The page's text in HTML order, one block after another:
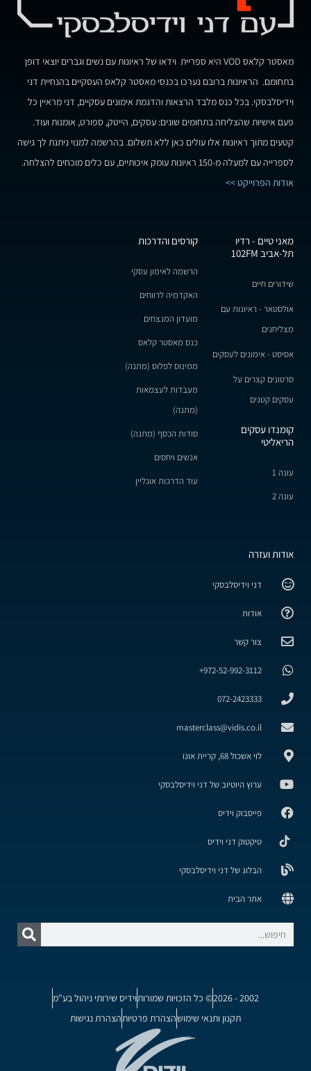
מאסטר קלאס VOD היא ספריית וידאו של ראיונות עם נשים וגברים יוצאי דופן
בתחומם. הראיונות ברובם נערכו בכנסי מאסטר קלאס העסקיים בהנחיית דני
וידיסלבסקי. בכל כנס מלבד הרצאות והדגמת אימונים עסקיים, דני מראיין כל
פעם אישיות שהצליחה בתחומים שונים: עסקים, הייטק, ספורט, אומנות ועוד.
קטעים מתוך ראיונות אלו עולים כאן ללא תשלום. בהרשמה למנוי ניתנת לך גישה
לספרייה עם למעלה מ-150 ראיונות עומק איכותיים, עם כלים מוכחים להצלחה.
אודות הפרוייקט >>
מאני טיים - רדיו
תל-אביב 102FM
שידורים חיים
אולסטאר - ראיונות עם
מצליחנים
אסיסט - אימונים לעסקים
סרטונים קצרים על
עסקים קטנים
קומנדו עסקים
הריאליטי
עונה 1
עונה 2
קורסים והדרכות
הרשמה לאימון עסקי
האקדמיה לרווחים
מועדון המנצחים
כנס מאסטר קלאס
ממינוס לפלוס (מתנה)
מעבדות לעצמאות
(מתנה)
סודות הכסף (מתנה)
אנשים ויחסים
עוד הדרכות אונליין
אודות ועזרה
דני וידיסלבסקי
אודות
צור קשר
972-52-992-3112+
072-2423333
masterclass@vidis.co.il
לוי אשכול 68, קריית אונו
ערוץ היוטיוב של דני וידיסלבסקי
פייסבוק וידיס
טיקטוק דני וידיס
הבלוג של דני וידיסלבסקי
אתר הבית
2002 - 2026 © כל הזכויות שמורותוידיס שירותי ניהול בע"מ
תקנון ותנאי שימושהצהרת פרטיותהצהרת נגישות